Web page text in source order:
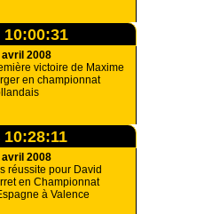
10:00:31
avril 2008
victoire de Maxime
en championnat
avril 2008
réussite pour David
en Championnat
à Valence